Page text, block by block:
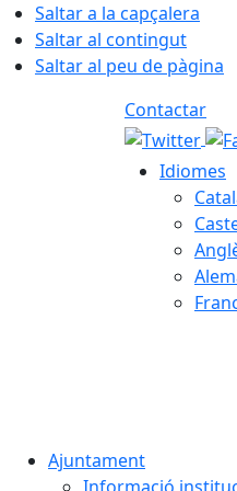
Saltar a la capçalera
Saltar al contingut
Saltar al peu de pàgina
Contactar
Idiomes
Ajuntament